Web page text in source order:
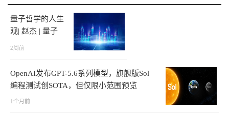
量子哲学的人生
观| 赵杰 | 量子
哲学
2周前
OpenAI发布GPT-5.6系列模型，旗舰版Sol
编程测试创SOTA，但仅限小范围预览
1个月前